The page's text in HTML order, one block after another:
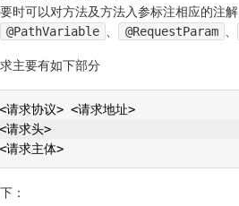
时可以对方法及方法入参标注相应的注解
@PathVariable @RequestParam
主要有如下部分
<请求协议> <请求地址>
<请求头>
<请求主体>
：